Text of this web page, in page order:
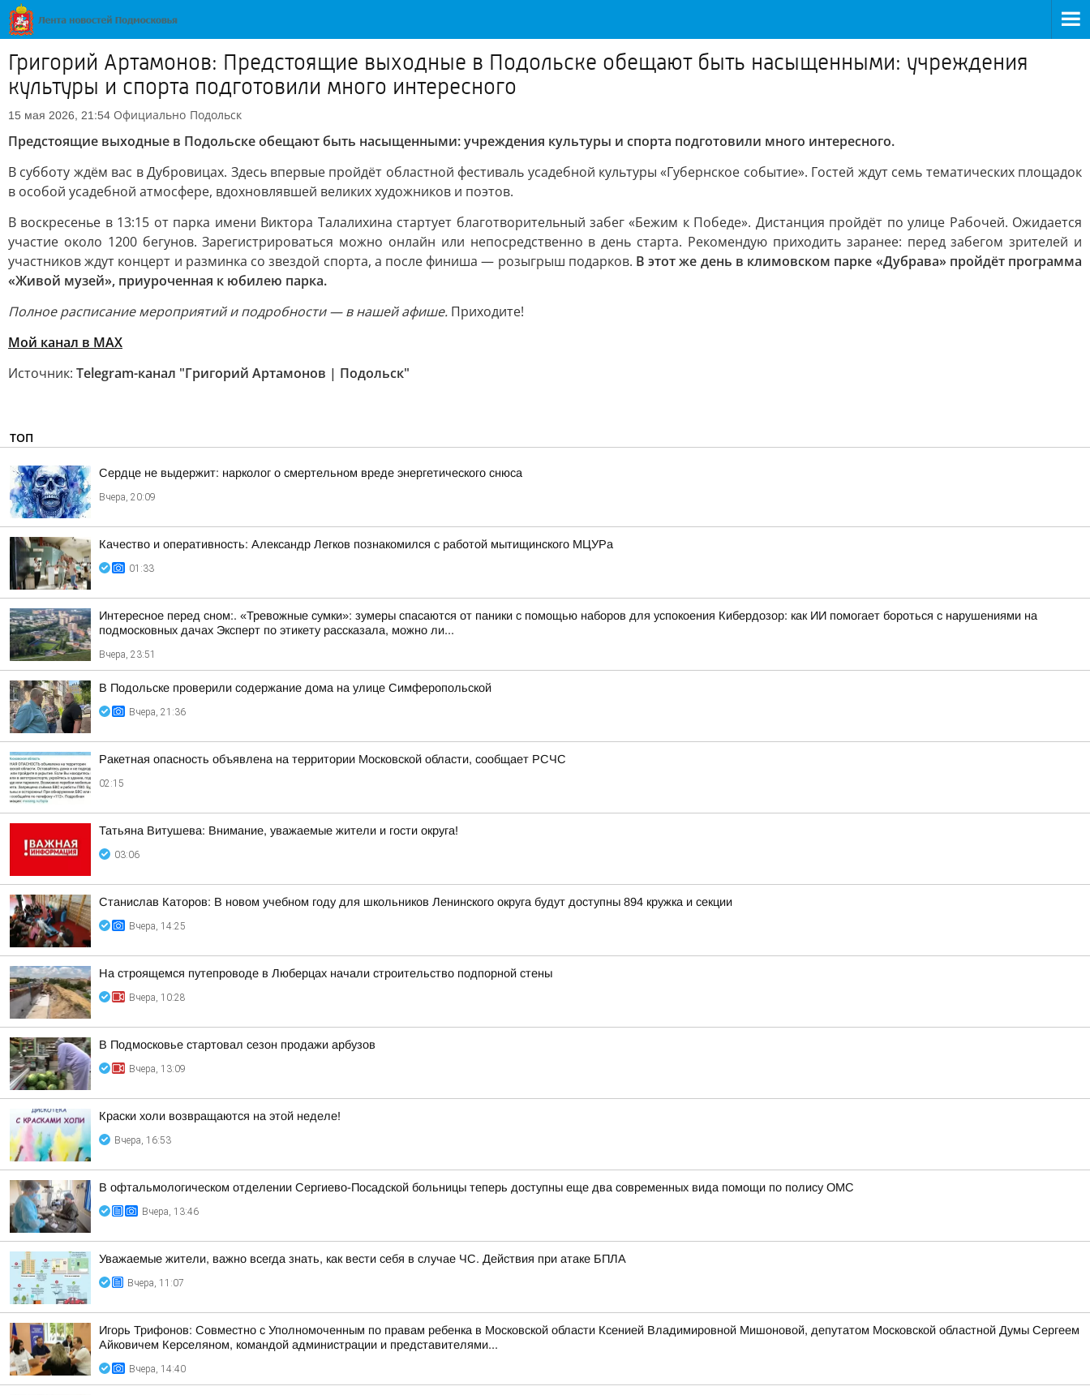
Григорий Артамонов: Предстоящие выходные в Подольске обещают быть насыщенными: учреждения
культуры и спорта подготовили много интересного
15 мая 2026, 21:54 Официально Подольск
Предстоящие выходные в Подольске обещают быть насыщенными: учреждения культуры и спорта подготовили много интересного.
В субботу ждём вас в Дубровицах. Здесь впервые пройдёт областной фестиваль усадебной культуры «Губернское событие». Гостей ждут семь тематических площадок
в особой усадебной атмосфере, вдохновлявшей великих художников и поэтов.
В воскресенье в 13:15 от парка имени Виктора Талалихина стартует благотворительный забег «Бежим к Победе». Дистанция пройдёт по улице Рабочей. Ожидается
участие около 1200 бегунов. Зарегистрироваться можно онлайн или непосредственно в день старта. Рекомендую приходить заранее: перед забегом зрителей и
участников ждут концерт и разминка со звездой спорта, а после финиша — розыгрыш подарков. В этот же день в климовском парке «Дубрава» пройдёт программа
«Живой музей», приуроченная к юбилею парка.
Полное расписание мероприятий и подробности — в нашей афише. Приходите!
Мой канал в МАХ
Источник: Telegram-канал "Григорий Артамонов | Подольск"
ТОП
Сердце не выдержит: нарколог о смертельном вреде энергетического снюса
Вчера, 20:09
Качество и оперативность: Александр Легков познакомился с работой мытищинского МЦУРа
01:33
Интересное перед сном:. «Тревожные сумки»: зумеры спасаются от паники с помощью наборов для успокоения Кибердозор: как ИИ помогает бороться с нарушениями на
подмосковных дачах Эксперт по этикету рассказала, можно ли...
Вчера, 23:51
В Подольске проверили содержание дома на улице Симферопольской
Вчера, 21:36
Ракетная опасность объявлена на территории Московской области, сообщает РСЧС
02:15
Татьяна Витушева: Внимание, уважаемые жители и гости округа!
03:06
Станислав Каторов: В новом учебном году для школьников Ленинского округа будут доступны 894 кружка и секции
Вчера, 14:25
На строящемся путепроводе в Люберцах начали строительство подпорной стены
Вчера, 10:28
В Подмосковье стартовал сезон продажи арбузов
Вчера, 13:09
Краски холи возвращаются на этой неделе!
Вчера, 16:53
В офтальмологическом отделении Сергиево-Посадской больницы теперь доступны еще два современных вида помощи по полису ОМС
Вчера, 13:46
Уважаемые жители, важно всегда знать, как вести себя в случае ЧС. Действия при атаке БПЛА
Вчера, 11:07
Игорь Трифонов: Совместно с Уполномоченным по правам ребенка в Московской области Ксенией Владимировной Мишоновой, депутатом Московской областной Думы Сергеем
Айковичем Керселяном, командой администрации и представителями...
Вчера, 14:40